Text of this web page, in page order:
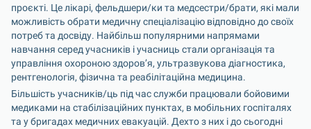
проєкті. Це лікарі, фельдшери/ки та медсестри/брати, які мали
можливість обрати медичну спеціалізацію відповідно до своїх
потреб та досвіду. Найбільш популярними напрямами
навчання серед учасників і учасниць стали організація та
управління охороною здоров’я, ультразвукова діагностика,
рентгенологія, фізична та реабілітаційна медицина.
Більшість учасників/ць під час служби працювали бойовими
медиками на стабілізаційних пунктах, в мобільних госпіталях
та у бригадах медичних евакуацій. Дехто з них і до сьогодні